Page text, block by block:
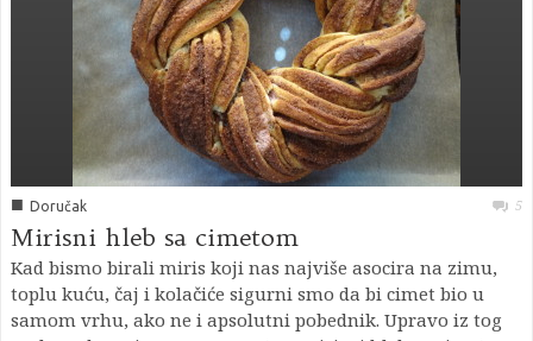
■ Doručak 5
Mirisni hleb sa cimetom
Kad bismo birali miris koji nas najviše asocira na zimu,
toplu kuću, čaj i kolačiće sigurni smo da bi cimet bio u
samom vrhu, ako ne i apsolutni pobednik. Upravo iz tog